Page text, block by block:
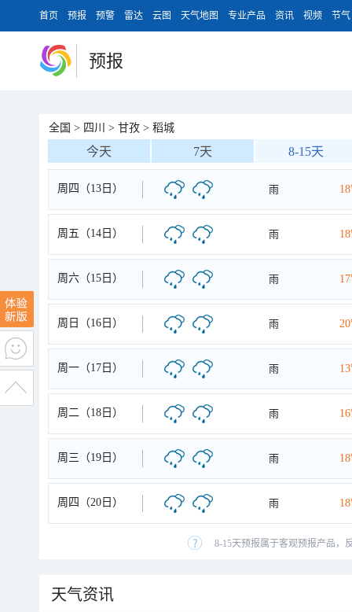
首页 预报 预警 雷达 云图 天气地图 专业产品 资讯 视频 节气
预报
全国 > 四川 > 甘孜 > 稻城
今天 7天 8-15天
周四（13日） 雨
周五（14日） 雨
周六（15日） 雨
周日（16日） 雨
周一（17日） 雨
周二（18日） 雨
周三（19日） 雨
周四（20日） 雨
8-15天预报属于客观预报产品，
天气资讯